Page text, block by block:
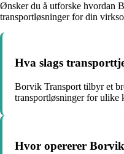
Ønsker du å utforske hvordan
transportløsninger for din
Hva slags
Borvik Transport tilbyr et
transportløsninger for ulike
Hvor opererer